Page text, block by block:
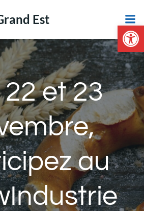
Ouvrir
au
Est
22 et 23
au